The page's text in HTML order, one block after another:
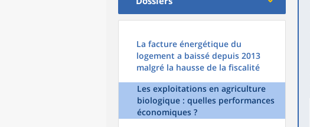
La facture énergétique du
logement a baissé depuis 2013
malgré la hausse de la fiscalité
Les exploitations en agriculture
biologique : quelles performances
économiques ?